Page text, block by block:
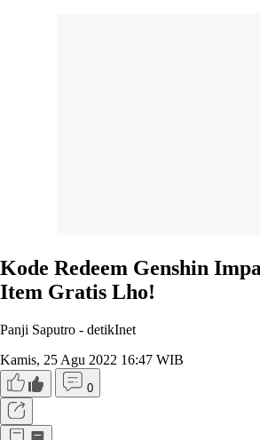
Kode Redeem Genshin
Item Gratis Lho!
Panji Saputro - detikInet
Kamis, 25 Agu 2022 16:47 WIB
0